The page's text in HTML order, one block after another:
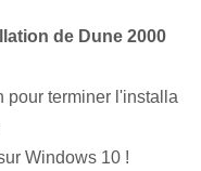
de Dune 2000
pour terminer l'installa
Windows 10 !